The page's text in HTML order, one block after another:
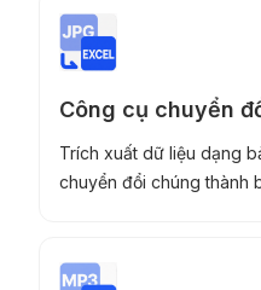
Công cụ chuyển
Trích xuất dữ liệu dạng
chuyển đổi chúng thành